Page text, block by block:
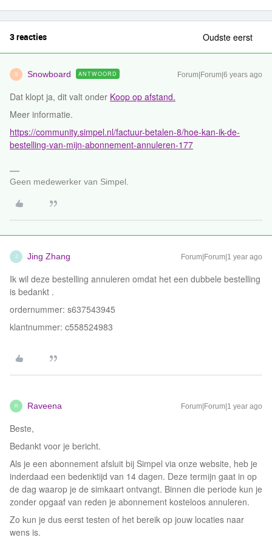
3 reacties Oudste eerst
S Snowboard ANTWOORD Forum|Forum|6 years ago
Dat klopt ja, dit valt onder Koop op afstand.
Meer informatie.
https://community.simpel.nl/factuur-betalen-8/hoe-kan-ik-de-
bestelling-van-mijn-abonnement-annuleren-177
Geen medewerker van Simpel.
J Jing Zhang Forum|Forum|1 year ago
Ik wil deze bestelling annuleren omdat het een dubbele bestelling
is bedankt .
ordernummer: s637543945
klantnummer: c558524983
R Raveena Forum|Forum|1 year ago
Beste,
Bedankt voor je bericht.
Als je een abonnement afsluit bij Simpel via onze website, heb je
inderdaad een bedenktijd van 14 dagen. Deze termijn gaat in op
de dag waarop je de simkaart ontvangt. Binnen die periode kun je
zonder opgaaf van reden je abonnement kosteloos annuleren.
Zo kun je dus eerst testen of het bereik op jouw locaties naar
wens is.